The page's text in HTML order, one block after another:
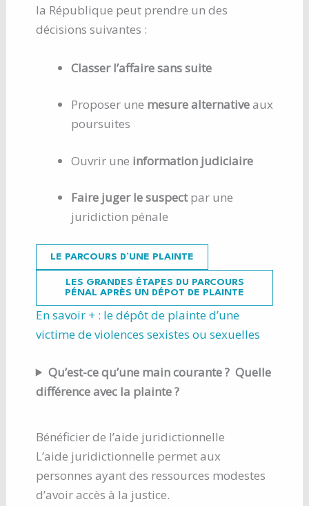
la République peut prendre un des
décisions suivantes :
Classer l’affaire sans suite
Proposer une mesure alternativeaux
poursuites
Ouvrir une information judiciaire
Faire juger le suspectpar une
juridiction pénale
LE PARCOURS D’UNE PLAINTE
LES GRANDES ÉTAPES DU PARCOURS
PÉNAL APRÈS UN DÉPOT DE PLAINTE
En savoir + : le dépôt de plainte d’une
victime de violences sexistes ou sexuelles
Qu’est-ce qu’une main courante ? Quelle
différence avec la plainte ?
Bénéficier de l’aide juridictionnelle
L’aide juridictionnelle permet aux
personnes ayant des ressources modestes
d’avoir accès à la justice.